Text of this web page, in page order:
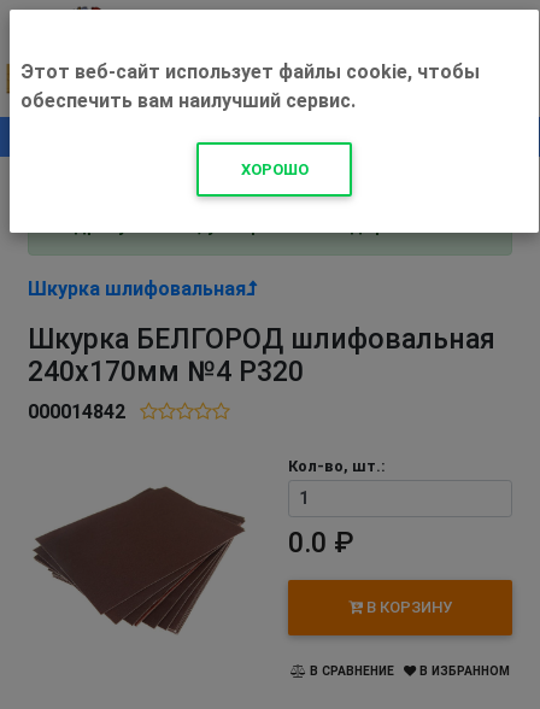
+500 ₽
Внимание! С 3 августа магазин работает по
Шкурка шлифовальная
Шкурка БЕЛГОРОД шлифовальная
240х170мм №4 Р320
000014842
Кол-во, шт.:
0.0 ₽
В КОРЗИНУ
В СРАВНЕНИЕ В ИЗБРАННОМ
Этот веб-сайт использует файлы cookie, чтобы
обеспечить вам наилучший сервис.
ХОРОШО